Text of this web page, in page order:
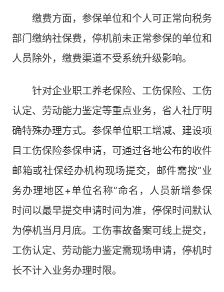
缴费方面，参保单位和个人可正常向税务
部门缴纳社保费，停机前未正常参保的单位和
人员除外，缴费渠道不受系统升级影响。
针对企业职工养老保险、工伤保险、工伤
认定、劳动能力鉴定等重点业务，省人社厅明
确特殊办理方式。参保单位职工增减、建设项
目工伤保险参保申请，可通过各地公布的收件
邮箱或社保经办机构现场提交，邮件需按“业
务办理地区+单位名称”命名，人员新增参保
时间以最早提交申请时间为准，停保时间默认
为停机当月月底。工伤事故备案可线上提交，
工伤认定、劳动能力鉴定需现场申请，停机时
长不计入业务办理时限。